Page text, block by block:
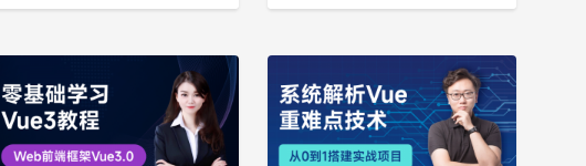
你成为全栈工程师 后端：
+TypeScript +Pinia +Vue Router
+Axios +Vite+Element Plus。 接入
Axjos 二次封装实现TypeScript类型提
示。 实战中前后端分离跨域处理。
Pinia 持久化